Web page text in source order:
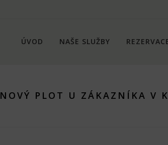
ÚVOD NAŠE SLUŽBY
PLOT U ZÁKAZNÍKA V